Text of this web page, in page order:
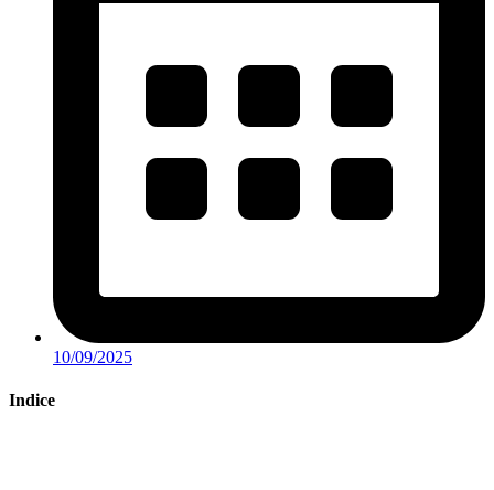
10/09/2025
Indice